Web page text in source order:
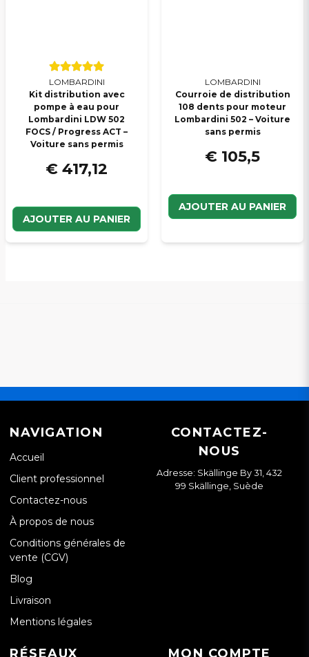
LOMBARDINI
Kit distribution avec
pompe à eau pour
Lombardini LDW 502
FOCS / Progress ACT –
Voiture sans permis
€ 417,12
AJOUTER AU PANIER
LOMBARDINI
Courroie de distribution
108 dents pour moteur
Lombardini 502 – Voiture
sans permis
€ 105,5
AJOUTER AU PANIER
NAVIGATION
Accueil
Client professionnel
Contactez-nous
À propos de nous
Conditions générales de
vente (CGV)
Blog
Livraison
Mentions légales
CONTACTEZ-
NOUS
Adresse: Skällinge By 31, 432
99 Skällinge, Suède
RÉSEAUX MON COMPTE